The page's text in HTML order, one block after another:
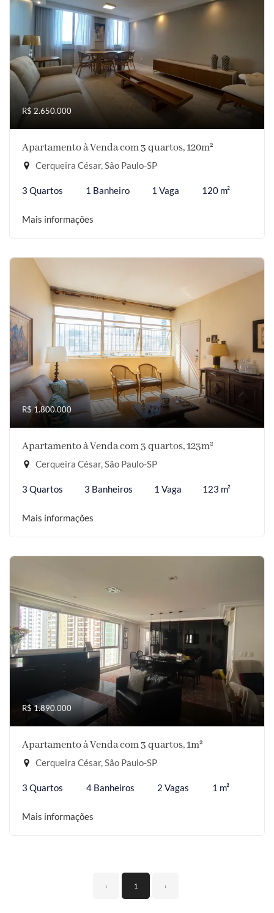
R$ 2.650.000
Apartamento à Venda com 3 quartos, 120m²
Cerqueira César, São Paulo-SP
3 Quartos 1 Banheiro 1 Vaga 120 m²
Mais informações
R$ 1.800.000
Apartamento à Venda com 3 quartos, 123m²
Cerqueira César, São Paulo-SP
3 Quartos 3 Banheiros 1 Vaga 123 m²
Mais informações
R$ 1.890.000
Apartamento à Venda com 3 quartos, 1m²
Cerqueira César, São Paulo-SP
3 Quartos 4 Banheiros 2 Vagas 1 m²
Mais informações
‹ 1 ›